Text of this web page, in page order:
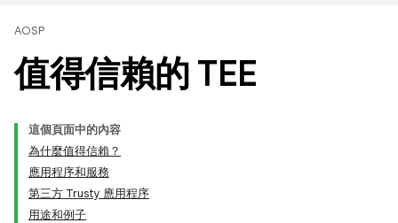
AOSP
值得信賴的 TEE
這個頁面中的內容
為什麼值得信賴？
應用程序和服務
第三方 Trusty 應用程序
用途和例子